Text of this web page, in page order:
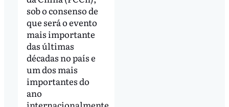
sob o consenso de
que será o evento
mais importante
das últimas
décadas no país e
um dos mais
importantes do
ano